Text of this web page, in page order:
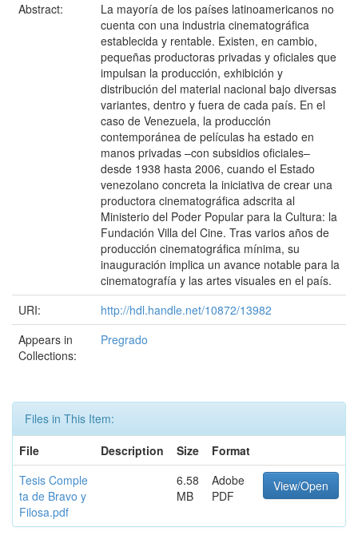
Abstract:
La mayoría de los países latinoamericanos no
cuenta con una industria cinematográfica
establecida y rentable. Existen, en cambio,
pequeñas productoras privadas y oficiales que
impulsan la producción, exhibición y
distribución del material nacional bajo diversas
variantes, dentro y fuera de cada país. En el
caso de Venezuela, la producción
contemporánea de películas ha estado en
manos privadas –con subsidios oficiales–
desde 1938 hasta 2006, cuando el Estado
venezolano concreta la iniciativa de crear una
productora cinematográfica adscrita al
Ministerio del Poder Popular para la Cultura: la
Fundación Villa del Cine. Tras varios años de
producción cinematográfica mínima, su
inauguración implica un avance notable para la
cinematografía y las artes visuales en el país.
URI:
http://hdl.handle.net/10872/13982
Appears in
Collections:
Pregrado
Files in This Item:
File
Description Size
Format
Tesis Comple
ta de Bravo y
Filosa.pdf
6.58
MB
Adobe
PDF
View/Open